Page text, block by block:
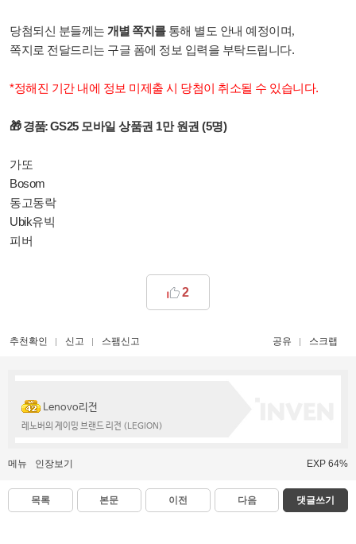
당첨되신 분들께는 개별 쪽지를통해 별 도 안내 예정이며,
쪽지로 전달드리는 구글 폼에 정 보 입력을 부탁드립니다.
*정해진 기간 내에 정보 미제출 시 당첨이 취소될 수 있습니다.
🎁경품:GS25 모바일 상품권 1만 원권 (5명)
가또
Bosom
동고동락
Ubik유빅
피버
2
추천확인 신고 스팸신고 공유 스크랩
Lenovo리전
레노버의 게이밍 브랜드 리전 (LEGION)
메뉴 인장보기 EXP 64%
목록 본문 이전 다음 댓글쓰기